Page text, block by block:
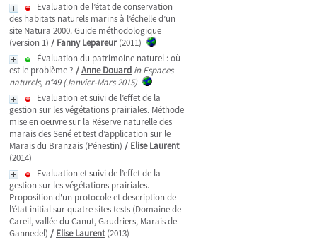
Evaluation de l’état de conservation
des habitats naturels marins à l’échelle d’un
site Natura 2000. Guide méthodologique
(version 1) / Fanny Lepareur (2011)
Évaluation du patrimoine naturel : où
est le problème ? /Anne Douard in Espaces
naturels, n°49 (Janvier-Mars 2015)
Evaluation et suivi de l’effet de la
gestion sur les végétations prairiales. Méthode
mise en oeuvre sur la Réserve naturelle des
marais des Sené et test d’application sur le
Marais du Branzais (Pénestin) / Elise Laurent
(2014)
Evaluation et suivi de l’effet de la
gestion sur les végétations prairiales.
Proposition d'un protocole et description de
l’état initial sur quatre sites tests (Domaine de
Careil, vallée du Canut, Gaudriers, Marais de
Gannedel) / Elise Laurent(2013)